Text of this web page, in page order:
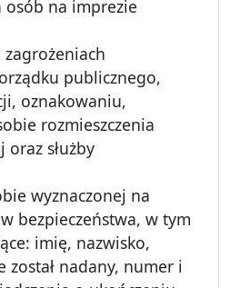
osób na imprezie
publicznego,
oznakowaniu,
rozmieszczenia
oraz służby
wyznaczonej na
bezpieczeństwa, w tym
imię, nazwisko,
został nadany, numer i